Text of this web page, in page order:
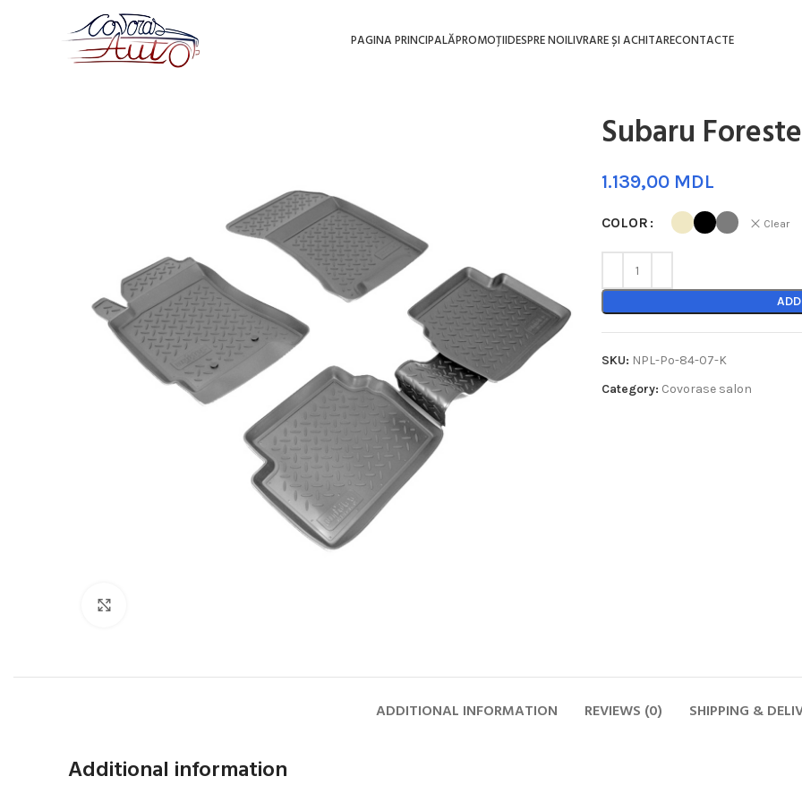
PAGINA PRINCIPALĂPROMOȚIIDESPRE NOILIVRARE ȘI ACHITARECONTACTE
Subaru
MDL
COLOR Clear
SKU: NPL-Po-84-07-K
Category: Covorase salon
ADDITIONAL INFORMATION REVIEWS (0) SHIPPING &
Additional information